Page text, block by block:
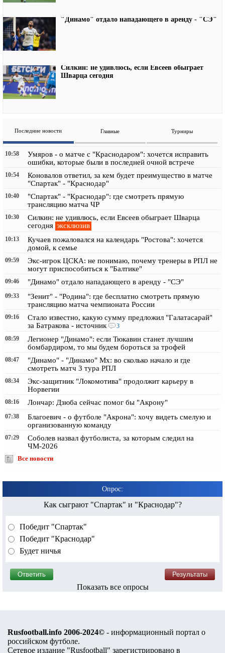
"Динамо" отдало нападающего в аренду - "СЭ"
Силкин: не удивлюсь, если Евсеев обыграет
Шварца сегодня
Последние новости Главные Турниры
10:58
Умяров - о матче с "Краснодаром": хочется исправить
ошибки, которые были в последней очной встрече
10:54
Коновалов ответил, за кем будет преимущество в матче
"Спартак" - "Краснодар"
10:40
"Спартак" - "Краснодар": где смотреть прямую
трансляцию матча ЧР
10:30
Силкин: не удивлюсь, если Евсеев обыграет Шварца
сегодня эксклюзив
10:13
Кучаев пожаловался на календарь "Ростова": хочется
домой, к семье
09:59
Экс-игрок ЦСКА: не понимаю, почему тренеры в РПЛ не
могут приспособиться к "Балтике"
09:46 "Динамо" отдало нападающего в аренду - "СЭ"
09:33
"Зенит" - "Родина": где бесплатно смотреть прямую
трансляцию матча чемпионата России
09:16
Стало известно, какую сумму предложил "Галатасарай"
за Батракова - источник
3
08:59
Легионер "Динамо": если Тюкавин станет лучшим
бомбардиром, то мы будем бороться за трофей
08:47
"Динамо" - "Динамо" Мх: во сколько начало и где
смотреть матч 3 тура РПЛ
08:34
Экс-защитник "Локомотива" продолжит карьеру в
Норвегии
08:16 Лончар: Дзюба сейчас помог бы "Акрону"
07:38
Благоевич - о футболе "Акрона": хочу видеть смелую и
организованную команду
07:29
Соболев назвал футболиста, за которым следил на
ЧМ-2026
Все новости
Опрос:
Как сыграют "Спартак" и "Краснодар"?
Победит "Спартак"
Победит "Краснодар"
Будет ничья
Показать все опросы
Rusfootball.info 2006-2024© - информационный портал о
российском футболе.
Сетевое издание "Rusfootball" зарегистрировано в